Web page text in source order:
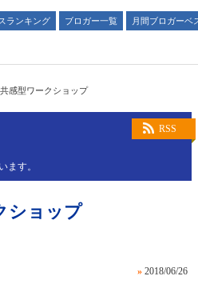
ランキング ブロガー一覧
月間ブロガーベ
感型ワークショップ
RSS
ます。
ショップ
» 2018/06/26